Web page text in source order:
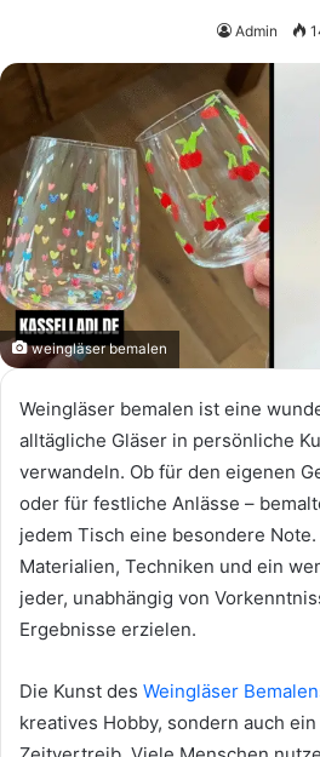
Admin
weingläser bemalen
Weingläser bemalen ist eine
alltägliche Gläser in persönliche
verwandeln. Ob für den eigenen
oder für festliche Anlässe –
jedem Tisch eine besondere
Materialien, Techniken und ein
jeder, unabhängig von
Ergebnisse erzielen.
Die Kunst des Weingläser
kreatives Hobby, sondern auch